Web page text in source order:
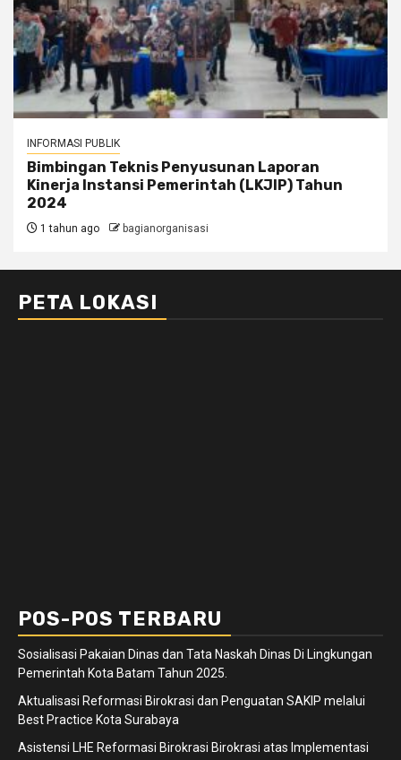
INFORMASI PUBLIK
Bimbingan Teknis Penyusunan Laporan
Kinerja Instansi Pemerintah (LKJIP) Tahun
2024
1 tahun ago bagianorganisasi
PETA LOKASI
POS-POS TERBARU
Sosialisasi Pakaian Dinas dan Tata Naskah Dinas Di Lingkungan
Pemerintah Kota Batam Tahun 2025.
Aktualisasi Reformasi Birokrasi dan Penguatan SAKIP melalui
Best Practice Kota Surabaya
Asistensi LHE Reformasi Birokrasi Birokrasi atas Implementasi